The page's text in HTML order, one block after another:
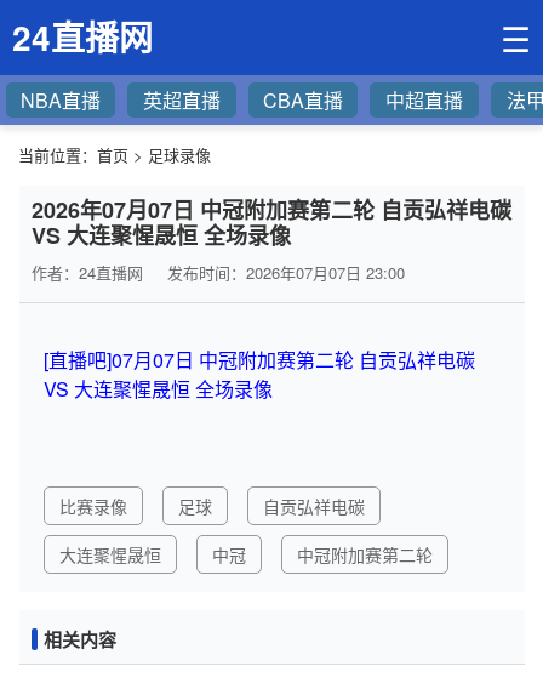
24直播网 ☰
NBA直播 英超直播 CBA直播 中超直播 法
当前位置： 首页 > 足球录像
2026年07月07日 中冠附加赛第二轮 自贡弘祥电碳
VS 大连聚惺晟恒 全场录像
作者：24直播网 发布时间：2026年07月07日 23:00
[直播吧]07月07日 中冠附加赛第二轮 自贡弘祥电碳
VS 大连聚惺晟恒 全场录像
比赛录像 足球
自贡弘祥电碳
大连聚惺晟恒
中冠 中冠附加赛第二轮
相关内容